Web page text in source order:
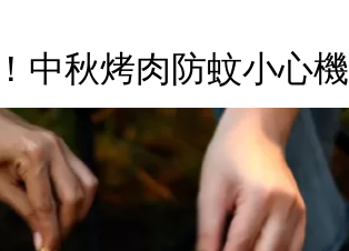
除蟑-蟑螂藥
天然防蟲
除果蠅
衣物去污
除油垢
除水垢
水槽清潔
除水垢
除發霉
馬桶清潔
水槽清潔
洗手乳
除臭-清潔袋
地板清潔
衣物清潔
黏鼠板-黏老鼠
黏蠅板-黏蒼蠅
中秋烤肉防蚊小心機